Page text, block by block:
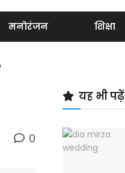
मनोरंजन शिक्षा
0
यह भी पढ़ें